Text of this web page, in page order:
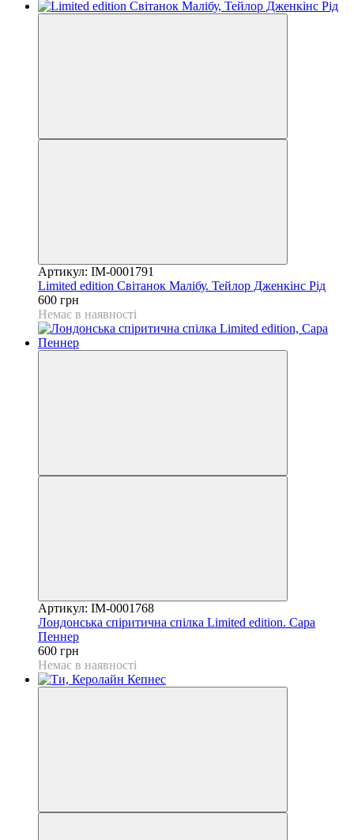
Артикул: IM-0001791
Limited edition Світанок Малібу. Тейлор Дженкінс Рід
600 грн
Немає в наявності
Артикул: IM-0001768
Лондонська спіритична спілка Limited edition. Сара
Пеннер
600 грн
Немає в наявності